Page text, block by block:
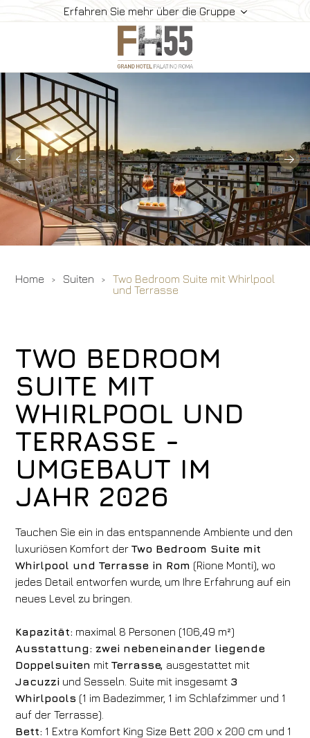
Erfahren Sie mehr über die Gruppe
Suiten
Restaurant Und Bar
Meeting
Wo Finden Sie Uns
Buchen
Home Suiten
Two Bedroom Suite mit Whirlpool
und Terrasse
TWO BEDROOM
SUITE MIT
WHIRLPOOL UND
TERRASSE -
UMGEBAUT IM
JAHR 2026
Tauchen Sie ein in das entspannende Ambiente und den
luxuriösen Komfort derTwo Bedroom Suite mit
Whirlpool und Terrasse in Rom (Rione Monti), wo
jedes Detail entworfen wurde, um Ihre Erfahrung auf ein
neues Level zu bringen.
Kapazität: maximal 8 Personen (106,49 m²)
Ausstattung: zwei nebeneinander liegende
Doppelsuiten mitTerrasse, ausgestattet mit
Jacuzzi und Sesseln. Suite mit insgesamt 3
Whirlpools (1 im Badezimmer, 1 im Schlafzimmer und 1
auf der Terrasse).
Bett: 1 Extra Komfort King Size Bett 200 x 200 cm und 1